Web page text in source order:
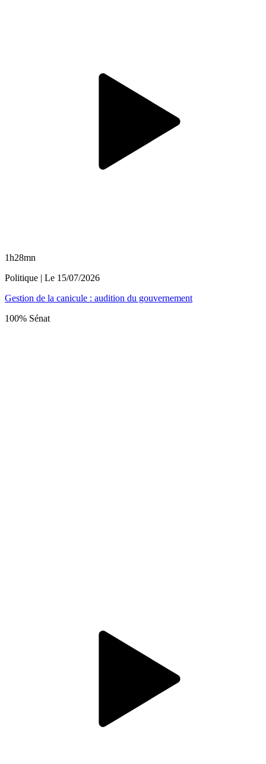
1h28mn
Politique | Le 15/07/2026
Gestion de la canicule : audition du gouvernement
100% Sénat